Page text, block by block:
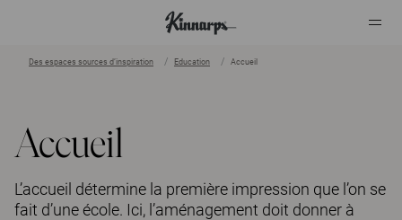
Des espaces sources d’inspiration Education Accueil
Accueil
L’accueil détermine la première impression que l’on se
fait d’une école. Ici, l’aménagement doit donner à